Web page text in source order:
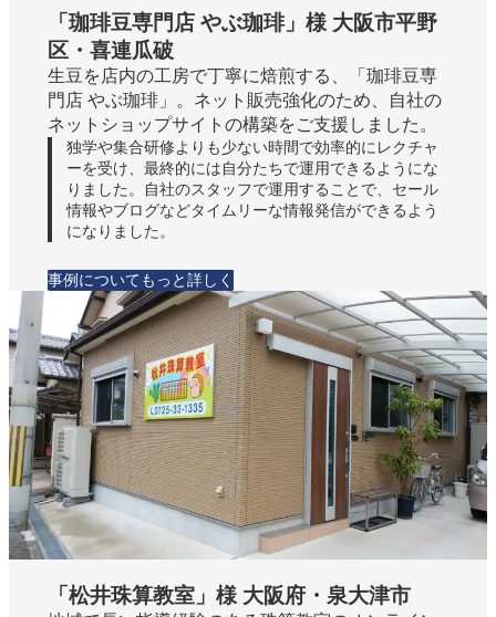
「珈琲豆専門店 やぶ珈琲」様 大阪市平野
区・喜連瓜破
生豆を店内の工房で丁寧に焙煎する、「珈琲豆専
門店 やぶ珈琲」。ネット販売強化のため、自社の
ネットショップサイトの構築をご支援しました。
独学や集合研修よりも少ない時間で効率的にレクチャ
ーを受け、最終的には自分たちで運用できるようにな
りました。自社のスタッフで運用することで、セール
情報やブログなどタイムリーな情報発信ができるよう
になりました。
事例についてもっと詳しく
「松井珠算教室」様 大阪府・泉大津市